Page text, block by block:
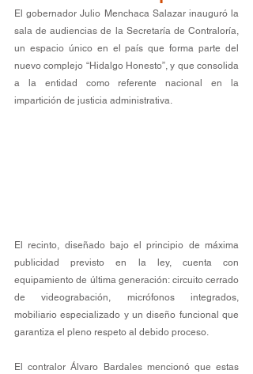
El gobernador Julio Menchaca Salazar inauguró la
sala de audiencias de la Secretaría de Contraloría,
un espacio único en el país que forma parte del
nuevo complejo “Hidalgo Honesto”, y que consolida
a la entidad como referente nacional en la
impartición de justicia administrativa.
El recinto, diseñado bajo el principio de máxima
publicidad previsto en la ley, cuenta con
equipamiento de última generación: circuito cerrado
de videograbación, micrófonos integrados,
mobiliario especializado y un diseño funcional que
garantiza el pleno respeto al debido proceso.
El contralor Álvaro Bardales mencionó que estas